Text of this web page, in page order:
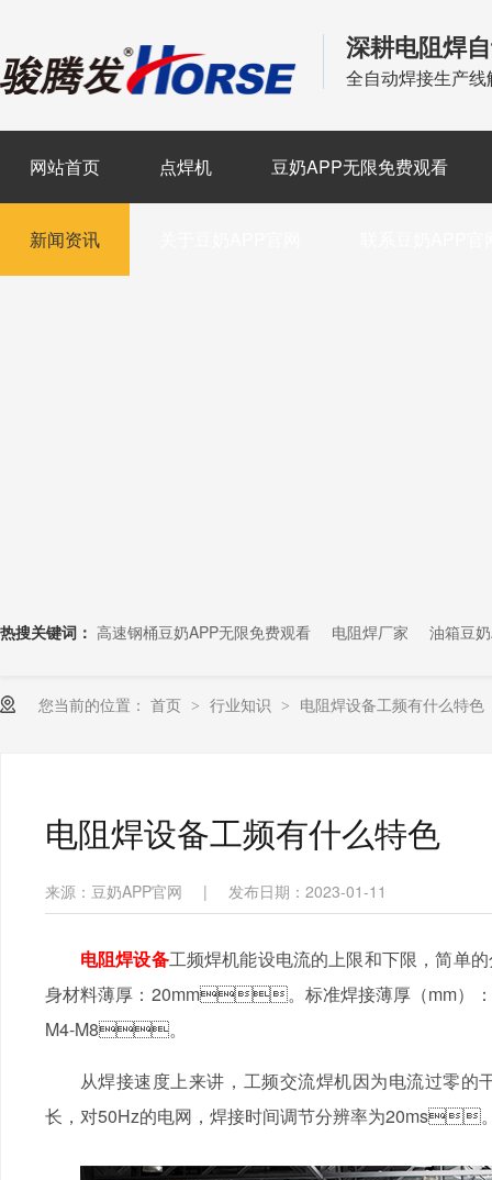
深耕电阻焊
全自动焊接生产
网站首页 点焊机 豆奶APP无限免费观看
新闻资讯
热搜关键词： 高速钢桶豆奶APP无限免费观看 电阻焊厂家 油箱豆
您当前的位置： 首页 > 行业知识 > 电阻焊设备工频有什么特色
电阻焊设备工频有什么特色
来源：豆奶APP官网 | 发布日期：2023-01-11
电阻焊设备工频焊机能设电流的上限和下限，简单的
身材料薄厚：20mm。标准焊接薄厚（mm）：不
M4-M8。
从焊接速度上来讲，工频交流焊机因为电流过零的
长，对50Hz的电网，焊接时间调节分辨率为20ms